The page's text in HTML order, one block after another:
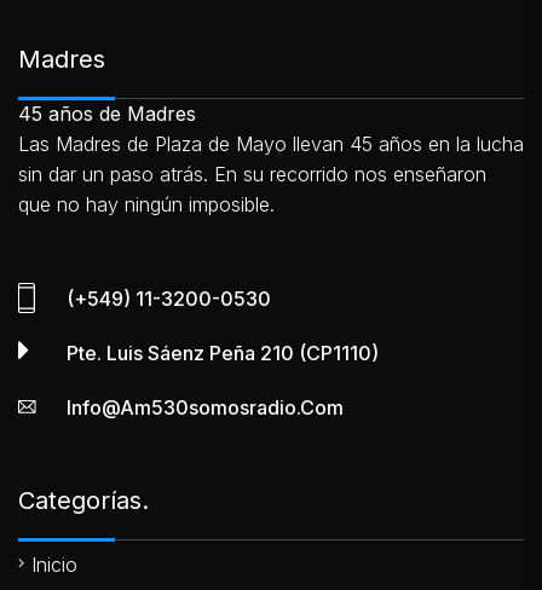
Madres
45 años de Madres
Las Madres de Plaza de Mayo llevan 45 años en la lucha
sin dar un paso atrás. En su recorrido nos enseñaron
que no hay ningún imposible.
(+549) 11-3200-0530
Pte. Luis Sáenz Peña 210 (CP1110)
Info@am530somosradio.com
Categorías.
Inicio